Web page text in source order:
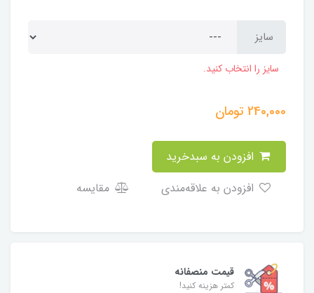
سایز
سایز را انتخاب کنید.
240,000تومان
مقایسه
قیمت منصفانه
کمتر هزینه کنید!